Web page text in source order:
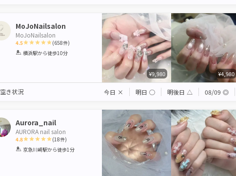
MoJoNailsalon
MoJoNailsalon
4.5
1 2 3 4 5
(658件)
横浜駅から徒歩10分
¥9,980 ¥4,980
空き状況 今日 × 明日 ◯ 明後日 △ 08/09 ◎
Aurora_nail
AURORA nail salon
4.8
1 2 3 4 5
(18件)
京急川崎駅から徒歩1分